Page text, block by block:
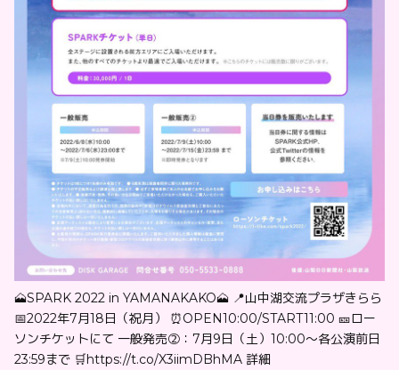
🗻SPARK 2022 in YAMANAKAKO🗻 📍山中湖交流プラザきらら
📅2022年7月18日（祝月） ⏰OPEN10:00/START11:00 🎫ロー
ソンチケットにて 一般発売②：7月9日（土）10:00〜各公演前日
23:59まで 🛒https://t.co/X3iimDBhMA 詳細